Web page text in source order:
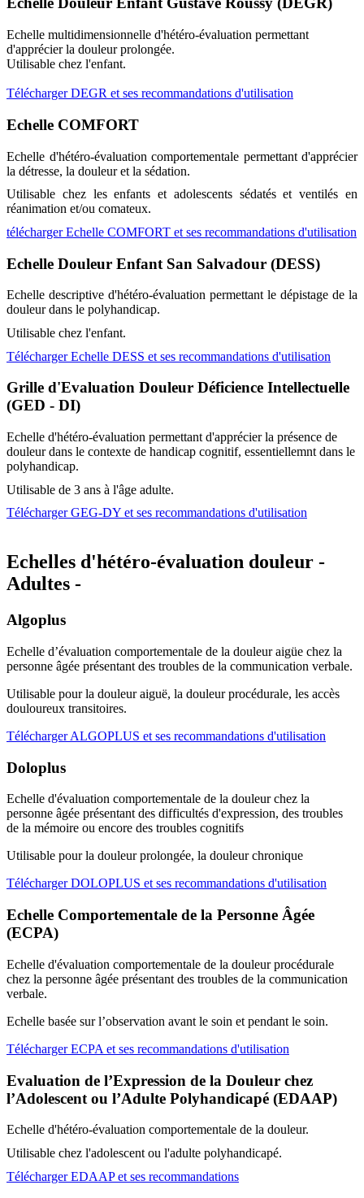
Echelle multidimensionnelle d'hétéro-évaluation permettant
d'apprécier la douleur prolongée.
Utilisable chez l'enfant.
Télécharger DEGR et ses recommandations d'utilisation
Echelle COMFORT
Echelle d'hétéro-évaluation comportementale permettant d'apprécier
la détresse, la douleur et la sédation.
Utilisable chez les enfants et adolescents sédatés et ventilés en
réanimation et/ou comateux.
télécharger Echelle COMFORT et ses recommandations d'utilisation
Echelle Douleur Enfant San Salvadour (DESS)
Echelle descriptive d'hétéro-évaluation permettant le dépistage de la
douleur dans le polyhandicap.
Utilisable chez l'enfant.
Télécharger Echelle DESS et ses recommandations d'utilisation
Grille d'Evaluation Douleur Déficience Intellectuelle
(GED - DI)
Echelle d'hétéro-évaluation permettant d'apprécier la présence de
douleur dans le contexte de handicap cognitif, essentiellemnt dans le
polyhandicap.
Utilisable de 3 ans à l'âge adulte.
Télécharger GEG-DY et ses recommandations d'utilisation
Echelles d'hétéro-évaluation douleur -
Adultes -
Algoplus
Echelle d’évaluation comportementale de la douleur aigüe chez la
personne âgée présentant des troubles de la communication verbale.
Utilisable pour la douleur aiguë, la douleur procédurale, les accès
douloureux transitoires.
Télécharger ALGOPLUS et ses recommandations d'utilisation
Doloplus
Echelle d'évaluation comportementale de la douleur chez la
personne âgée présentant des difficultés d'expression, des troubles
de la mémoire ou encore des troubles cognitifs
Utilisable pour la douleur prolongée, la douleur chronique
Télécharger DOLOPLUS et ses recommandations d'utilisation
Echelle Comportementale de la Personne Âgée
(ECPA)
Echelle d'évaluation comportementale de la douleur procédurale
chez la personne âgée présentant des troubles de la communication
verbale.
Echelle basée sur l’observation avant le soin et pendant le soin.
Télécharger ECPA et ses recommandations d'utilisation
Evaluation de l’Expression de la Douleur chez
l’Adolescent ou l’Adulte Polyhandicapé (EDAAP)
Echelle d'hétéro-évaluation comportementale de la douleur.
Utilisable chez l'adolescent ou l'adulte polyhandicapé.
Télécharger EDAAP et ses recommandations